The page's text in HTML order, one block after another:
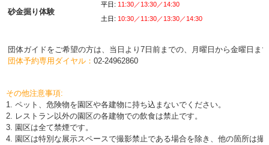
砂金掘り体験
平日: 11:30 ／13:30 ／14:30
土日 : 10:30 ／11:30 ／13:30 ／14:30
団体ガイドをご希望の方は、当日より7日前までの、月曜日から金曜日
団体予約専用ダイヤル： 02-24962860
その他注意事項:
1. ペット、危険物を園区や各建物に持ち込まないでください。
2. レストラン以外の園区の各建物での飲食は禁止です。
3. 園区は全て禁煙です。
4. 園区は特別な展示スペースで撮影禁止である場合を除き、他の箇所は